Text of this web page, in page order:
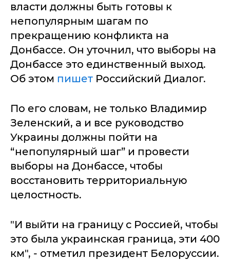
власти должны быть готовы к
непопулярным шагам по
прекращению конфликта на
Донбассе. Он уточнил, что выборы на
Донбассе это единственный выход.
Об этом пишет Российский Диалог.
По его словам, не только Владимир
Зеленский, а и все руководство
Украины должны пойти на
“непопулярный шаг” и провести
выборы на Донбассе, чтобы
восстановить территориальную
целостность.
"И выйти на границу с Россией, чтобы
это была украинская граница, эти 400
км", - отметил президент Белоруссии.